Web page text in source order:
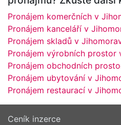
Pronájem komerčních v
Pronájem kanceláří v
Pronájem skladů v
Pronájem výrobních prostor
Pronájem obchodních
Pronájem ubytování v
Pronájem restaurací v
Ceník inzerce